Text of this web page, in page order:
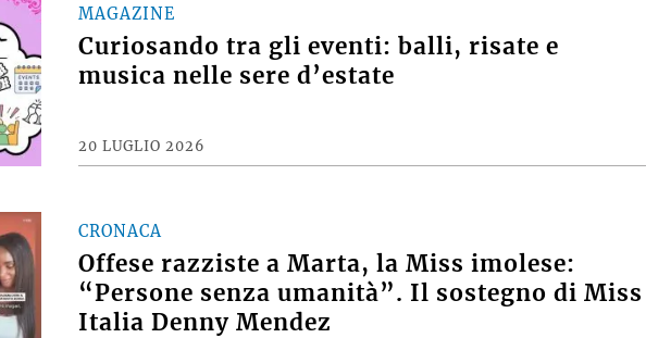
MAGAZINE
Curiosando tra gli eventi: balli, risate e
musica nelle sere d’estate
20 LUGLIO 2026
CRONACA
Offese razziste a Marta, la Miss imolese:
“Persone senza umanità”. Il sostegno di Miss
Italia Denny Mendez